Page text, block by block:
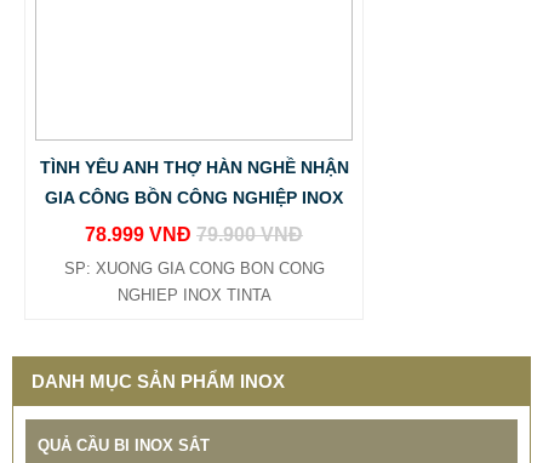
TÌNH YÊU ANH THỢ HÀN NGHỀ NHẬN
GIA CÔNG BỒN CÔNG NGHIỆP INOX
78.999 VNĐ 79.900 VNĐ
SP: XUONG GIA CONG BON CONG
NGHIEP INOX TINTA
DANH MỤC SẢN PHẨM INOX
QUẢ CẦU BI INOX SẮT
BẢNG GIÁ GIA CÔNG INOX HCM BÌNH DƯƠNG ĐỒNG
NAI VŨNG TÀU